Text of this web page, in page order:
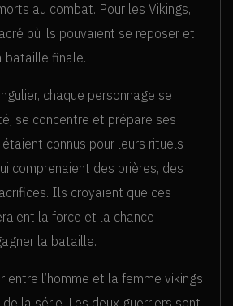
au combat. Pour les Vikings,
où ils pouvaient se reposer et
bataille finale.
chaque personnage se
se concentre et prépare ses
connus pour leurs rituels
comprenaient des prières, des
Ils croyaient que ces
la force et la chance
la bataille.
entre l’homme et la femme vikings
la série. Les deux guerriers sont